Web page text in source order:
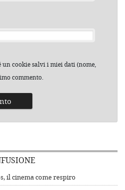
un cookie salvi i miei dati (nome,
commento.
il cinema come respiro